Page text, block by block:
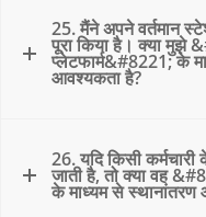
25. मैंने अपने वर्तमान
पूरा किया है। क्या मुझे
प्लेटफार्म&#8221; के
आवश्यकता है?
26. यदि किसी
जाती है, तो क्या वह
के माध्यम से स्थानांतरण